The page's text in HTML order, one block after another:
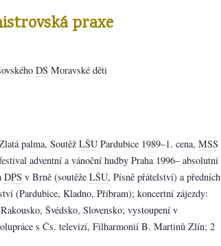
praxe
DS Moravské děti
palma, Soutěž LŠU Pardubice 1989–1. cena, MSS
adventní a vánoční hudby Praha 1996– absolutní
DPS v Brně (soutěže LŠU, Písně přátelství) a předních
(Pardubice, Kladno, Příbram); koncertní zájezdy:
Švédsko, Slovensko; vystoupení v
s Čs. televizí, Filharmonií B. Martinů Zlín; 2